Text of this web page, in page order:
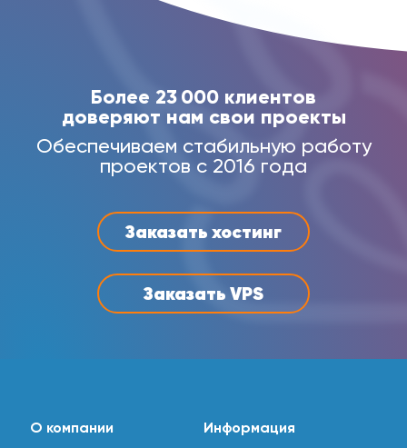
Заказать хостинг
Заказать VPS
Более 23 000 клиентов
доверяют нам свои проекты
Обеспечиваем стабильную работу
проектов с 2016 года
О компании Информация